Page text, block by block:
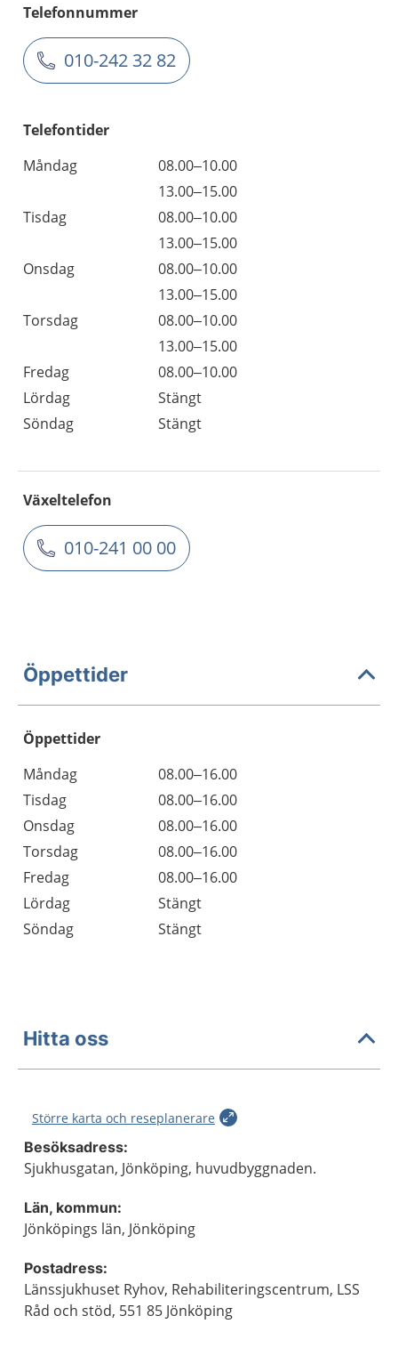
Telefonnummer
010-242 32 82
Telefontider
Måndag
08.00–10.00
13.00–15.00
Tisdag
08.00–10.00
13.00–15.00
Onsdag
08.00–10.00
13.00–15.00
Torsdag
08.00–10.00
13.00–15.00
Fredag
08.00–10.00
Lördag
Stängt
Söndag
Stängt
Växeltelefon
010-241 00 00
Öppettider
Öppettider
Dag
Öppettider
Kommentarer
Måndag
08.00–16.00
Tisdag
08.00–16.00
Onsdag
08.00–16.00
Torsdag
08.00–16.00
Fredag
08.00–16.00
Lördag
Stängt
Söndag
Stängt
Hitta oss
Större karta och reseplanerare
Besöksadress:
Sjukhusgatan, Jönköping, huvudbyggnaden.
Län, kommun:
Jönköpings län, Jönköping
Postadress:
Länssjukhuset Ryhov, Rehabiliteringscentrum, LSS
Råd och stöd, 551 85 Jönköping